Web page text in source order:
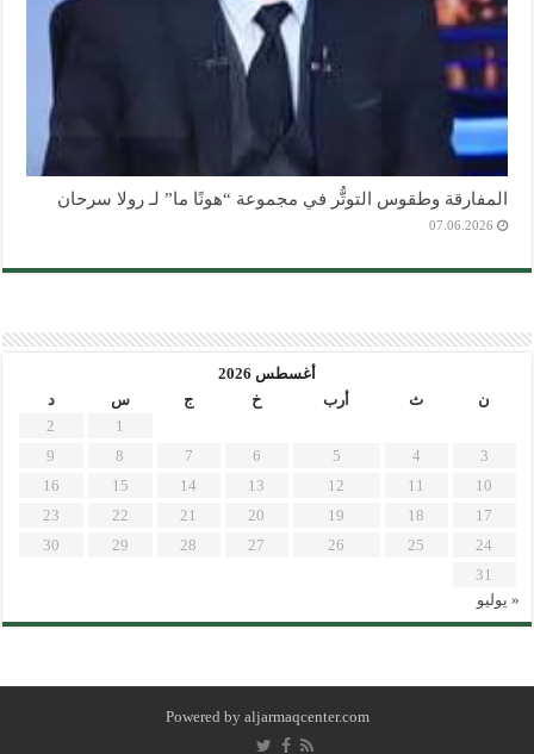
المفارقة وطقوس التوتُّر في مجموعة “هونًا ما” لـ رولا سرحان
07.06.2026
أغسطس 2026
ن
ث أرب خ ج س
د
1
2
3
4
5
6
7
8
9
10
11
12
13
14
15
16
17
18
19
20
21
22
23
24
25
26
27
28
29
30
31
« يوليو
Powered by aljarmaqcenter.com